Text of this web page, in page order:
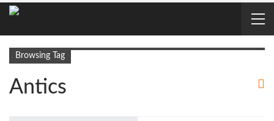
Browsing Tag
Antics